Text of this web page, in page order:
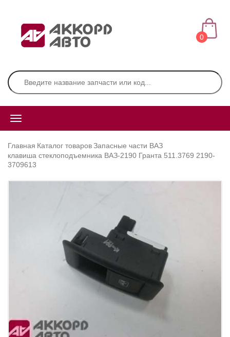
0
Главная Каталог товаровЗапасные части ВАЗ
клавиша стеклоподъемника ВАЗ-2190 Гранта 511.3769 2190-
3709613